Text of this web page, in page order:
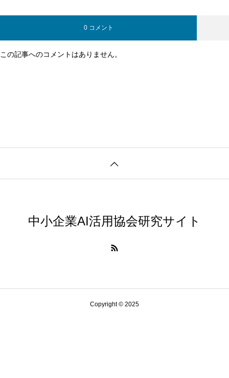
0 コメント
この記事へのコメントはありません。
中小企業AI活用協会研究サイト
Copyright © 2025